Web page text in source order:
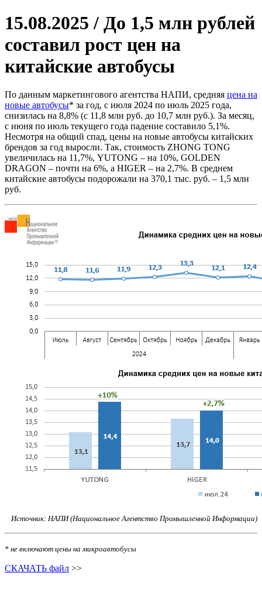
15.08.2025 / До 1,5 млн рублей
составил рост цен на
китайские автобусы
По данным маркетингового агентства НАПИ, средняя цена на
новые автобусы* за год, с июля 2024 по июль 2025 года,
снизилась на 8,8% (с 11,8 млн руб. до 10,7 млн руб.). За месяц,
с июня по июль текущего года падение составило 5,1%.
Несмотря на общий спад, цены на новые автобусы китайских
брендов за год выросли. Так, стоимость ZHONG TONG
увеличилась на 11,7%, YUTONG – на 10%, GOLDEN
DRAGON – почти на 6%, а HIGER – на 2,7%. В среднем
китайские автобусы подорожали на 370,1 тыс. руб. – 1,5 млн
руб.
Источник: НАПИ (Национальное Агентство Промышленной Информации)
* не включают цены на микроавтобусы
СКАЧАТЬ файл >>